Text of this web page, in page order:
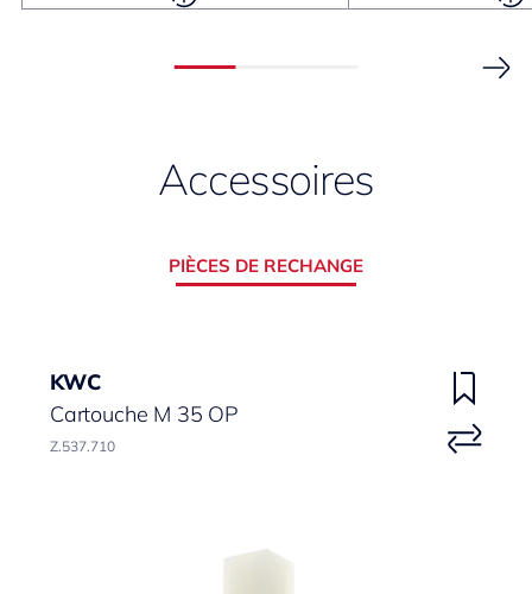
Accessoires
PIÈCES DE RECHANGE
KWC
Cartouche M 35 OP
Z.537.710